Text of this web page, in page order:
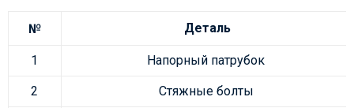
№ Деталь
1 Напорный патрубок
2 Стяжные болты